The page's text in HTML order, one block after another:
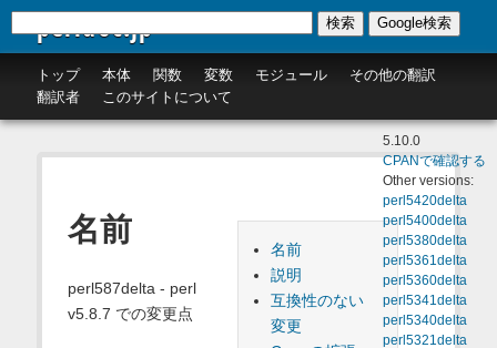
perldoc.jp
トップ 本体 関数 変数 モジュール
その他の翻訳
翻訳者
このサイトについて
検索 Google検索
5.10.0
CPANで確認する
Other versions:
perl5420delta
perl5400delta
perl5380delta
perl5361delta
perl5360delta
perl5341delta
perl5340delta
perl5321delta
名前
説明
互換性のない
変更
名前
perl587delta - perl
v5.8.7 での変更点